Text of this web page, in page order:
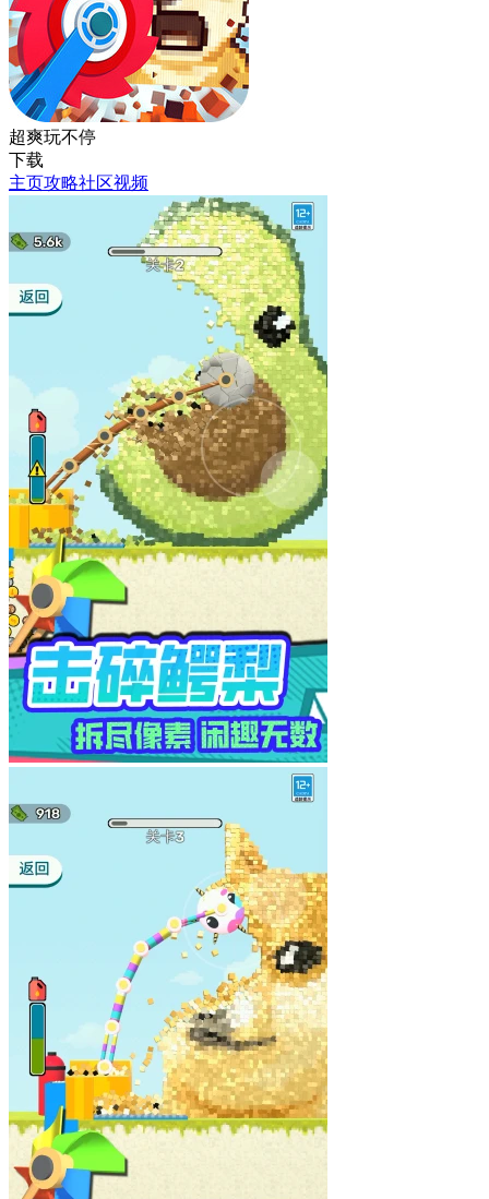
超爽玩不停
下载
主页攻略社区视频